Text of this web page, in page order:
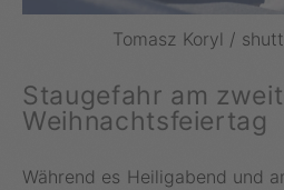
Tomasz Koryl /
Staugefahr am
Weihnachtsfeiertag
Während es Heiligabend und